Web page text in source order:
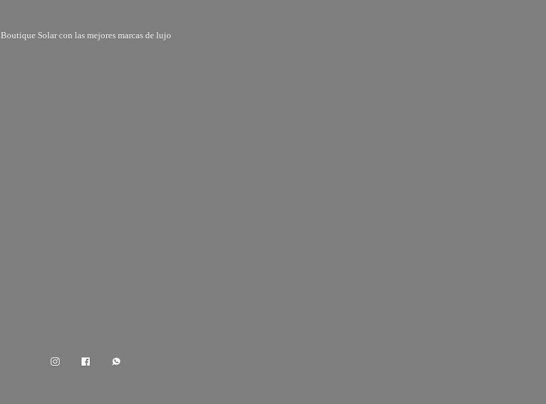
Boutique Solar con las mejores marcas de lujo